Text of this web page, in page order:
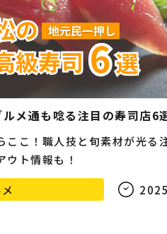
メ通も唸る注目の寿司店6
ここ！職人技と旬素材が光る
ト情報も！